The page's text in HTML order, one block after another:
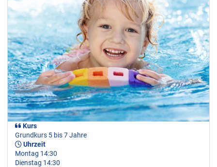
Kurs
Grundkurs 5 bis 7 Jahre
Uhrzeit
Montag 14:30
Dienstag 14:30